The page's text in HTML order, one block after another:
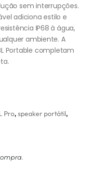
sem interrupções.
adiciona estilo e
IP68 à água,
ambiente. A
Portable completam
Pro,speaker portátil,